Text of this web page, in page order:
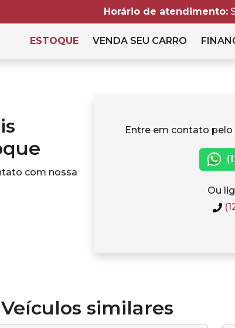
Horário de atendimento:
ESTOQUE VENDA SEU CARRO
com nossa
Entre em contato
Ou
Veículos similares